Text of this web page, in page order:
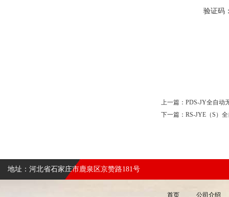
验证码
上一篇： PDS-JY全自动
下一篇： RS-JYE（S）
地址：河北省石家庄市鹿泉区京赞路181号
首页 公司介绍